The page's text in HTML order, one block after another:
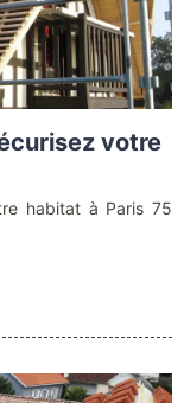
votre
habitat à Paris 75